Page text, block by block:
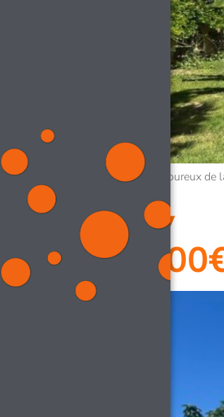
EXCLUSIVITE -Amoureux
Genay
325